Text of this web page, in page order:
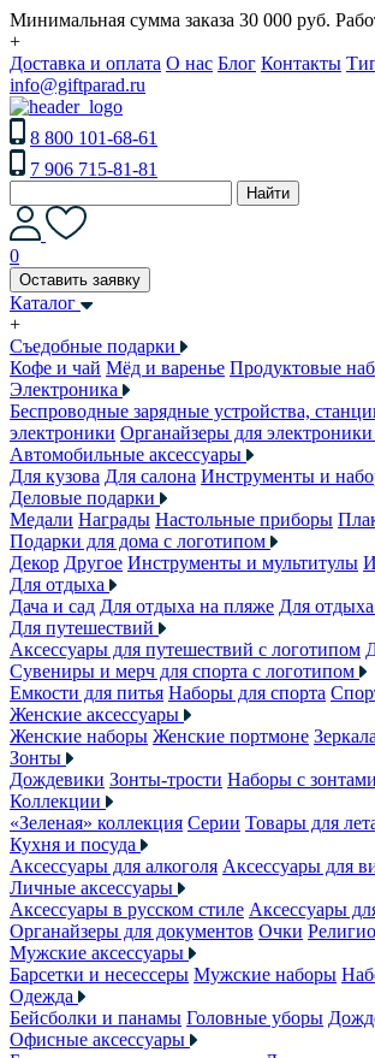
Минимальная сумма заказа 30 000 руб.
+
Доставка и оплата О нас Блог Контакты
info@giftparad.ru
8 800 101-68-61
7 906 715-81-81
Найти
0
Оставить заявку
Каталог
+
Съедобные подарки
Кофе и чай Мёд и варенье Продуктовые
Электроника
Беспроводные зарядные устройства,
электроники Органайзеры для
Автомобильные аксессуары
Для кузова Для салона Инструменты и
Деловые подарки
Медали Награды Настольные приборы
Подарки для дома с логотипом
Декор Другое Инструменты и мультитулы
Для отдыха
Дача и сад Для отдыха на пляже Для
Для путешествий
Аксессуары для путешествий с логотипом
Сувениры и мерч для спорта с логотипом
Емкости для питья Наборы для спорта
Женские аксессуары
Женские наборы Женские портмоне Зеркала
Зонты
Дождевики Зонты-трости Наборы с зонтами
Коллекции
«Зеленая» коллекция Серии Товары для
Кухня и посуда
Аксессуары для алкоголя Аксессуары для
Личные аксессуары
Аксессуары в русском стиле Аксессуары
Органайзеры для документов Очки
Мужские аксессуары
Барсетки и несессеры Мужские наборы
Одежда
Бейсболки и панамы Головные уборы
Офисные аксессуары